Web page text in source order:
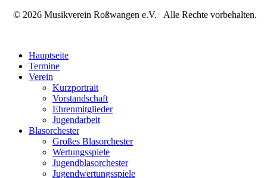
© 2026 Musikverein Roßwangen e.V. Alle Rechte vorbehalten.
Hauptseite
Termine
Verein
Kurzportrait
Vorstandschaft
Ehrenmitglieder
Jugendarbeit
Blasorchester
Großes Blasorchester
Wertungsspiele
Jugendblasorchester
Jugendwertungsspiele